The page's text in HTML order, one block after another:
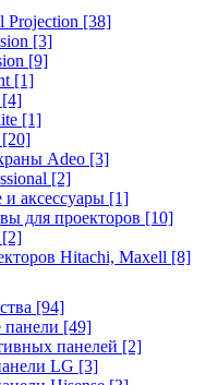
Projection [38]
[3]
[9]
[1]
[4]
[1]
[20]
Adeo [3]
[2]
аксессуары [1]
для проекторов [10]
[2]
Hitachi, Maxell [8]
[94]
[49]
панелей [2]
LG [3]